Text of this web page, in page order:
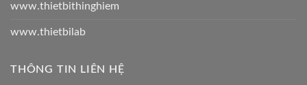
www.thietbithinghiem
www.thietbilab
THÔNG TIN LIÊN HỆ